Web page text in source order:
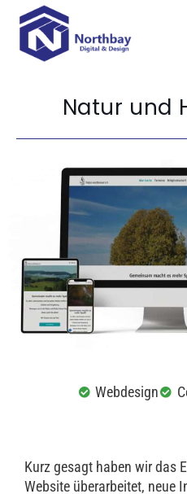
Natur und
Webdesign
Kurz gesagt haben wir das
Website überarbeitet, neue